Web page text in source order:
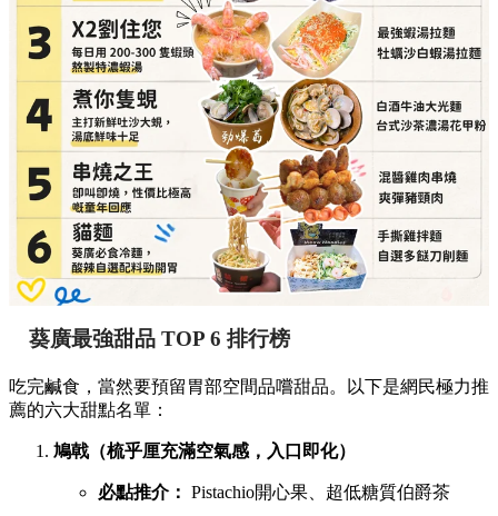
葵廣最強甜品 TOP 6 排行榜
吃完鹹食，當然要預留胃部空間品嚐甜品。以下是網民極力推
薦的六大甜點名單：
鳩戟（梳乎厘充滿空氣感，入口即化）
必點推介： Pistachio開心果、超低糖質伯爵茶